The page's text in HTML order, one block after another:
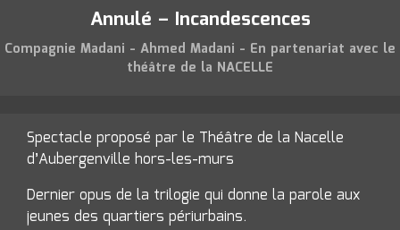
Prochainement
Saison en cours
Compagnies associées
Annulé – Incandescences
Compagnie Madani - Ahmed Madani - En partenariat avec le
théâtre de la NACELLE
Spectacle proposé par le Théâtre de la Nacelle
d’Aubergenville hors-les-murs
Dernier opus de la trilogie qui donne la parole aux
jeunes des quartiers périurbains.